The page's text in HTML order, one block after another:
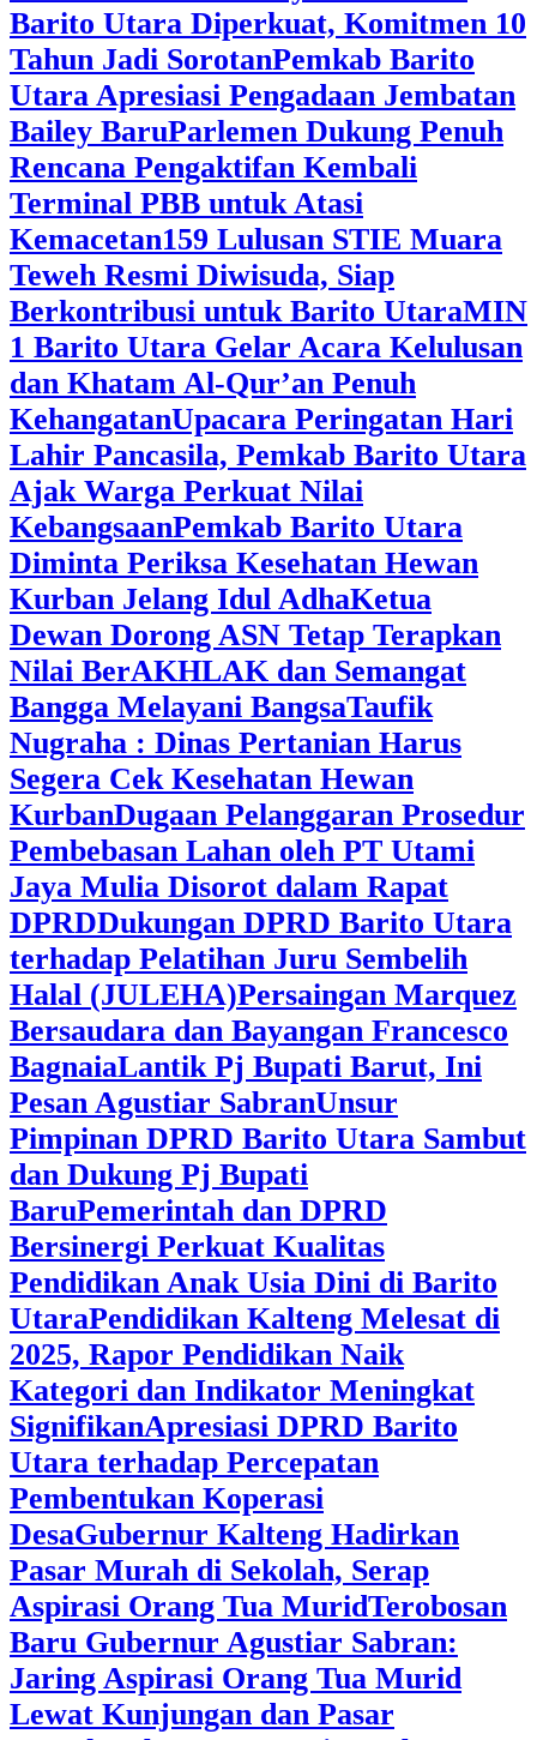
Barito Utara Diperkuat, Komitmen 10
Tahun Jadi SorotanPemkab Barito
Utara Apresiasi Pengadaan Jembatan
Bailey BaruParlemen Dukung Penuh
Rencana Pengaktifan Kembali
Terminal PBB untuk Atasi
Kemacetan159 Lulusan STIE Muara
Teweh Resmi Diwisuda, Siap
Berkontribusi untuk Barito UtaraMIN
1 Barito Utara Gelar Acara Kelulusan
dan Khatam Al-Qur’an Penuh
KehangatanUpacara Peringatan Hari
Lahir Pancasila, Pemkab Barito Utara
Ajak Warga Perkuat Nilai
KebangsaanPemkab Barito Utara
Diminta Periksa Kesehatan Hewan
Kurban Jelang Idul AdhaKetua
Dewan Dorong ASN Tetap Terapkan
Nilai BerAKHLAK dan Semangat
Bangga Melayani BangsaTaufik
Nugraha : Dinas Pertanian Harus
Segera Cek Kesehatan Hewan
KurbanDugaan Pelanggaran Prosedur
Pembebasan Lahan oleh PT Utami
Jaya Mulia Disorot dalam Rapat
DPRDDukungan DPRD Barito Utara
terhadap Pelatihan Juru Sembelih
Halal (JULEHA)Persaingan Marquez
Bersaudara dan Bayangan Francesco
BagnaiaLantik Pj Bupati Barut, Ini
Pesan Agustiar SabranUnsur
Pimpinan DPRD Barito Utara Sambut
dan Dukung Pj Bupati
BaruPemerintah dan DPRD
Bersinergi Perkuat Kualitas
Pendidikan Anak Usia Dini di Barito
Utara‎Pendidikan Kalteng Melesat di
2025, Rapor Pendidikan Naik
Kategori dan Indikator Meningkat
SignifikanApresiasi DPRD Barito
Utara terhadap Percepatan
Pembentukan Koperasi
Desa‎Gubernur Kalteng Hadirkan
Pasar Murah di Sekolah, Serap
Aspirasi Orang Tua Murid‎Terobosan
Baru Gubernur Agustiar Sabran:
Jaring Aspirasi Orang Tua Murid
Lewat Kunjungan dan Pasar